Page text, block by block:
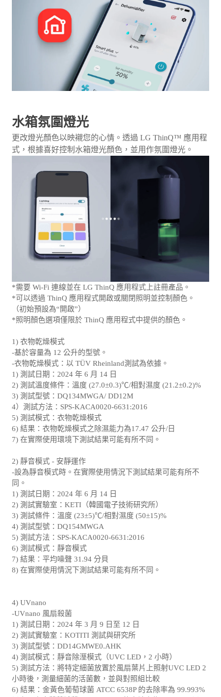
水箱氛圍燈光
更改燈光顏色以映襯您的心情。透過 LG ThinQ™ 應用程
式，根據喜好控制水箱燈光顏色，並用作氛圍燈光。
*需要 Wi-Fi 連線並在 LG ThinQ 應用程式上註冊產品。
*可以透過 ThinQ 應用程式開啟或關閉照明並控制顏色。
（初始預設為“開啟”）
*照明顏色選項僅限於 ThinQ 應用程式中提供的顏色。
1) 衣物乾燥模式
-基於容量為 12 公升的型號。
-衣物乾燥模式：以 TÜV Rheinland測試為依據。
1) 測試日期：2024 年 6 月 14 日
2) 測試溫度條件：溫度 (27.0±0.3)℃/相對濕度 (21.2±0.2)%
3) 測試型號： DQ134MWGA/ DD12M
4）測試方法：SPS-KACA0020-6631:2016
5) 測試模式：衣物乾燥模式
6) 結果：衣物乾燥模式之除濕能力為17.47 公升/日
7) 在實際使用環境下測試結果可能有所不同。
2) 靜音模式 - 安靜運作
-設為靜音模式時。在實際使用情況下測試結果可能有所不
同。
1) 測試日期：2024 年 6 月 14 日
2) 測試實驗室：KETI（韓國電子技術研究所）
3) 測試條件：溫度 (23±5)℃/相對濕度 (50±15)%
4) 測試型號：DQ154MWGA
5) 測試方法：SPS-KACA0020-6631:2016
6) 測試模式：靜音模式
7) 結果：平均噪聲 31.94 分貝
8) 在實際使用情況下測試結果可能有所不同。
4) UVnano
-UVnano 風扇殺菌
1) 測試日期：2024 年 3 月 9 日至 12 日
2) 測試實驗室：KOTITI 測試與研究所
3) 測試型號：DD14GMWE0.AHK
4) 測試模式：靜音除溼模式（UVC LED，2 小時）
5) 測試方法：將特定細菌放置於風扇葉片上照射UVC LED 2
小時後，測量細菌的活菌數，並與對照組比較
6) 結果：金黃色葡萄球菌 ATCC 6538P 的去除率為 99.993%